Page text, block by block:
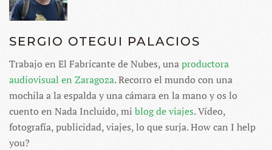
SERGIO OTEGUI PALACIOS
Trabajo en El Fabricante de Nubes, unaproductora
audiovisual en Zaragoza. Recorro el mundo con una
mochila a la espalda y una cámara en la mano y os lo
cuento en Nada Incluido, mi blog de viajes. Vídeo,
fotografía, publicidad, viajes, lo que surja. How can I help
you?